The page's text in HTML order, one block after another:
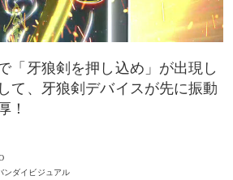
「牙狼剣を押し込め」が出現し
て、牙狼剣デバイスが先に振動
！
ンダイビジュアル